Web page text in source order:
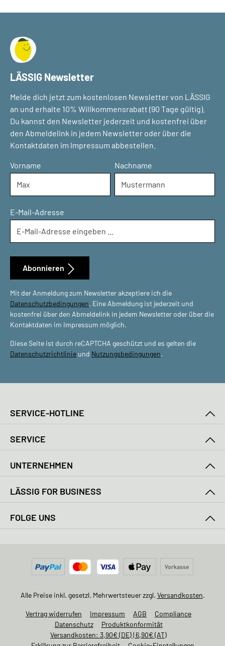
LÄSSIG Newsletter
Melde dich jetzt zum kostenlosen Newsletter von LÄSSIG
an und erhalte 10% Willkommensrabatt (90 Tage gültig).
Du kannst den Newsletter jederzeit und kostenfrei über
den Abmeldelink in jedem Newsletter oder über die
Kontaktdaten im Impressum abbestellen.
Vorname Nachname
E-Mail-Adresse
Mit der Anmeldung zum Newsletter akzeptiere ich die
Datenschutzbedingungen. Eine Abmeldung ist jederzeit und
kostenfrei über den Abmeldelink in jedem Newsletter oder über die
Kontaktdaten im Impressum möglich.
Diese Seite ist durch reCAPTCHA geschützt und es gelten die
Datenschutzrichtlinie und Nutzungsbedingungen.
Abonnieren
SERVICE-HOTLINE
SERVICE
UNTERNEHMEN
LÄSSIG FOR BUSINESS
FOLGE UNS
Alle Preise inkl. gesetzl. Mehrwertsteuer zzgl. Versandkosten.
Vertrag widerrufen Impressum AGB
Compliance
Datenschutz
Produktkonformität
Versandkosten: 3,90€ (DE) | 6,90€ (AT)